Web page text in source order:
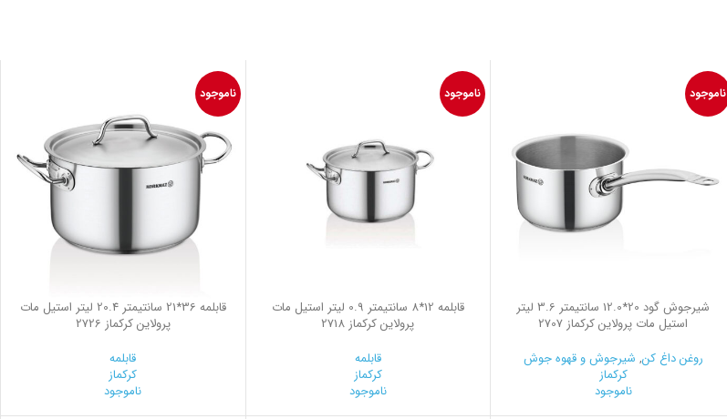
ناموجود
شیرجوش گود 20*12.0 سانتیمتر 3.6 لیتر
استیل مات پرولاین کرکماز 2707
روغن داغ کن, شیرجوش و قهوه جوش
کرکماز
ناموجود
ناموجود
قابلمه 12*8 سانتیمتر 0.9 لیتر استیل مات
پرولاین کرکماز 2718
قابلمه
کرکماز
ناموجود
ناموجود
قابلمه 36*21 سانتیمتر 20.4 لیتر استیل مات
پرولاین کرکماز 2726
قابلمه
کرکماز
ناموجود